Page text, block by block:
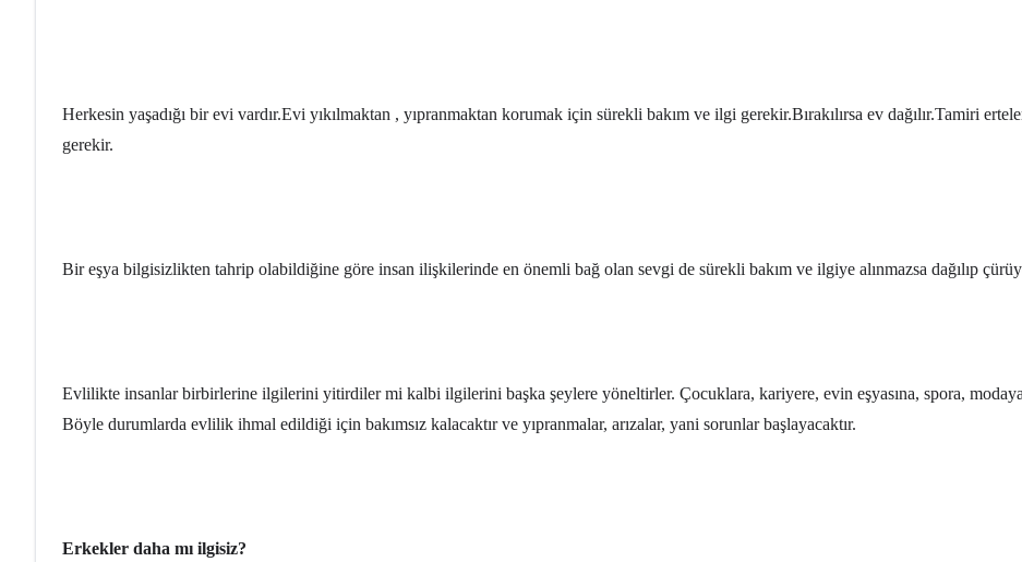
Herkesin yaşadığı bir evi vardır.Evi yıkılmaktan , yıpranmaktan korumak için sürekli bakım ve ilgi gerekir.Bırakılırsa ev dağılır.Tamiri
gerekir.
Bir eşya bilgisizlikten tahrip olabildiğine göre insan ilişkilerinde en önemli bağ olan sevgi de sürekli bakım ve ilgiye alınmazsa dağılıp
Evlilikte insanlar birbirlerine ilgilerini yitirdiler mi kalbi ilgilerini başka şeylere yöneltirler. Çocuklara, kariyere, evin eşyasına, spora,
Böyle durumlarda evlilik ihmal edildiği için bakımsız kalacaktır ve yıpranmalar, arızalar, yani sorunlar başlayacaktır.
Erkekler daha mı ilgisiz?